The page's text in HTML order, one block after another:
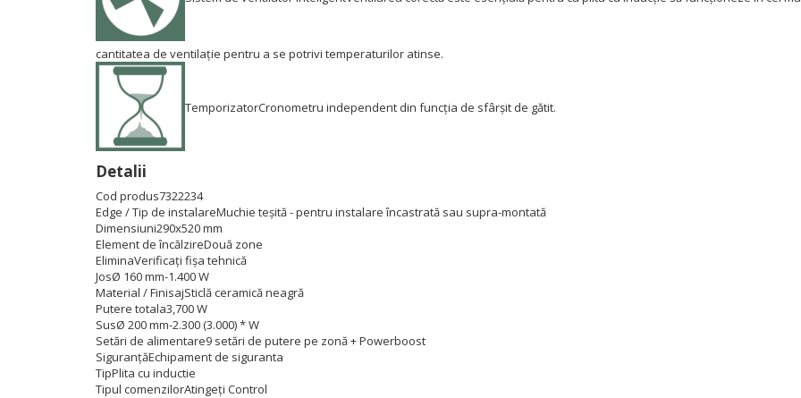
cantitatea de ventilație pentru a se potrivi temperaturilor atinse.
TemporizatorCronometru independent din funcția de sfârșit de gătit.
Detalii
Cod produs7322234
Edge / Tip de instalareMuchie teșită - pentru instalare încastrată sau supra-montată
Dimensiuni290x520 mm
Element de încălzireDouă zone
EliminaVerificați fișa tehnică
JosØ 160 mm-1.400 W
Material / FinisajSticlă ceramică neagră
Putere totala3,700 W
SusØ 200 mm-2.300 (3.000) * W
Setări de alimentare9 setări de putere pe zonă + Powerboost
SiguranțăEchipament de siguranta
TipPlita cu inductie
Tipul comenzilorAtingeți Control